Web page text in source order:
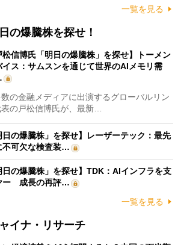
一覧を見る
の爆騰株を探せ！
松信博氏「明日の爆騰株」を探せ】トーメン
イス：サムスンを通じて世界のAIメモリ需
の金融メディアに出演するグローバルリン
の戸松信博氏が、最新…
日の爆騰株」を探せ】レーザーテック：最先
不可欠な検査装…
日の爆騰株」を探せ】TDK：AIインフラを支
ー 成長の再評…
一覧を見る
イナ・リサーチ